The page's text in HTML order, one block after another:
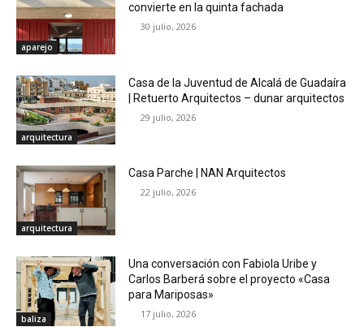
aparejo
convierte en la quinta fachada
30 julio, 2026
arquitectura
Casa de la Juventud de Alcalá de Guadaíra
| Retuerto Arquitectos – dunar arquitectos
29 julio, 2026
arquitectura
Casa Parche | NAN Arquitectos
22 julio, 2026
baliza
Una conversación con Fabiola Uribe y
Carlos Barberá sobre el proyecto «Casa
para Mariposas»
17 julio, 2026